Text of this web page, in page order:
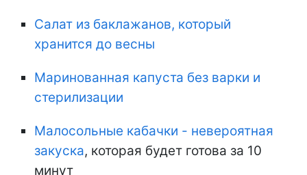
Салат из баклажанов, который
хранится до весны
Маринованная капуста без варки и
стерилизации
Малосольные кабачки - невероятная
закуска, которая будет готова за 10
минут